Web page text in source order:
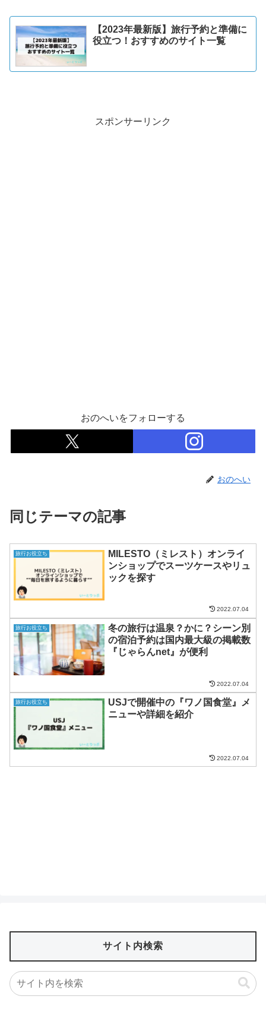
【2023年最新版】旅行予約と準備に
役立つ！おすすめのサイト一覧
スポンサーリンク
おのへいをフォローする
おのへい
同じテーマの記事
旅行お役立ち
MILESTO（ミレスト）オンライ
ンショップでスーツケースやリュ
ックを探す
2022.07.04
旅行お役立ち
冬の旅行は温泉？かに？シーン別
の宿泊予約は国内最大級の掲載数
『じゃらんnet』が便利
2022.07.04
旅行お役立ち
USJで開催中の『ワノ国食堂』メ
ニューや詳細を紹介
2022.07.04
サイト内検索